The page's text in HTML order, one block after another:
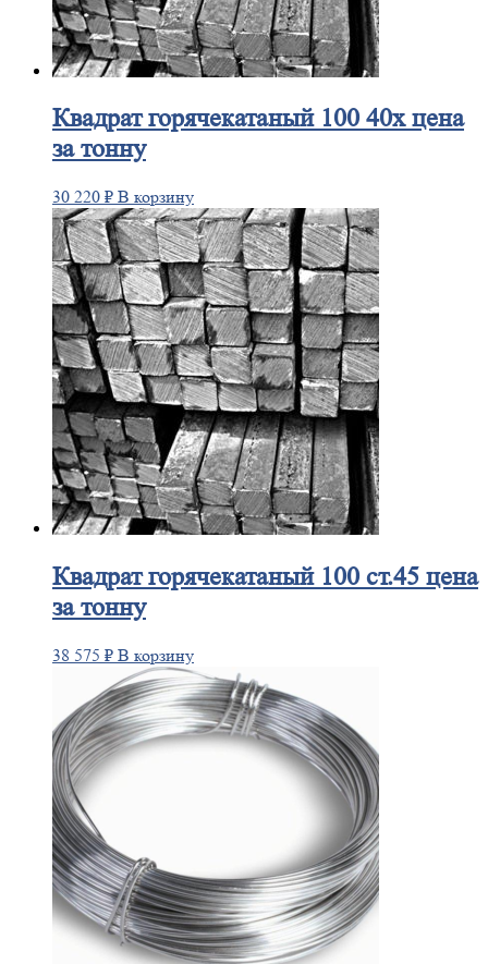
Квадратгорячекатаный 100 40х цена
за тонну
30 220 ₽ В корзину
Квадратгорячекатаный 100 ст.45 цена
за тонну
38 575 ₽ В корзину